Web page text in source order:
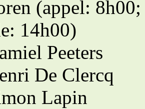
(appel:
14h00)
Peeters
De Clercq
Lapin